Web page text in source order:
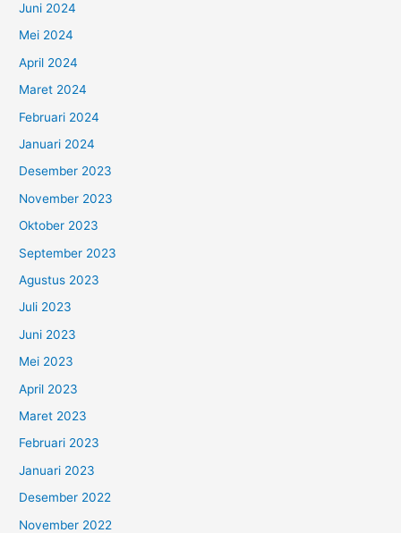
Juni 2024
Mei 2024
April 2024
Maret 2024
Februari 2024
Januari 2024
Desember 2023
November 2023
Oktober 2023
September 2023
Agustus 2023
Juli 2023
Juni 2023
Mei 2023
April 2023
Maret 2023
Februari 2023
Januari 2023
Desember 2022
November 2022